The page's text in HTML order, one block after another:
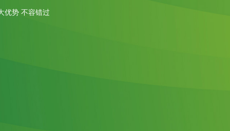
优势 不容错过